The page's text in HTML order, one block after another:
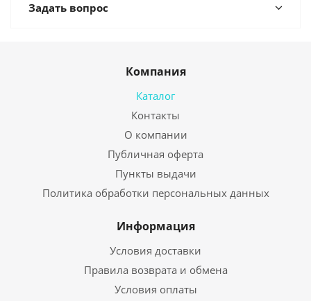
Задать вопрос
Компания
Каталог
Контакты
О компании
Публичная оферта
Пункты выдачи
Политика обработки персональных данных
Информация
Условия доставки
Правила возврата и обмена
Условия оплаты